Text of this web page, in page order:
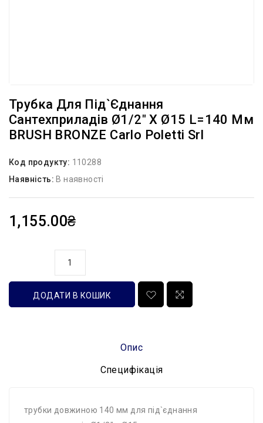
Трубка Для Під`єднання
Сантехприладів Ø1/2″ X Ø15 L=140 Мм
BRUSH BRONZE Carlo Poletti Srl
Код продукту: 110288
Наявність: В наявності
1,155.00₴
ДОДАТИ В КОШИК
Опис
Специфікація
трубки довжиною 140 мм для під`єднання